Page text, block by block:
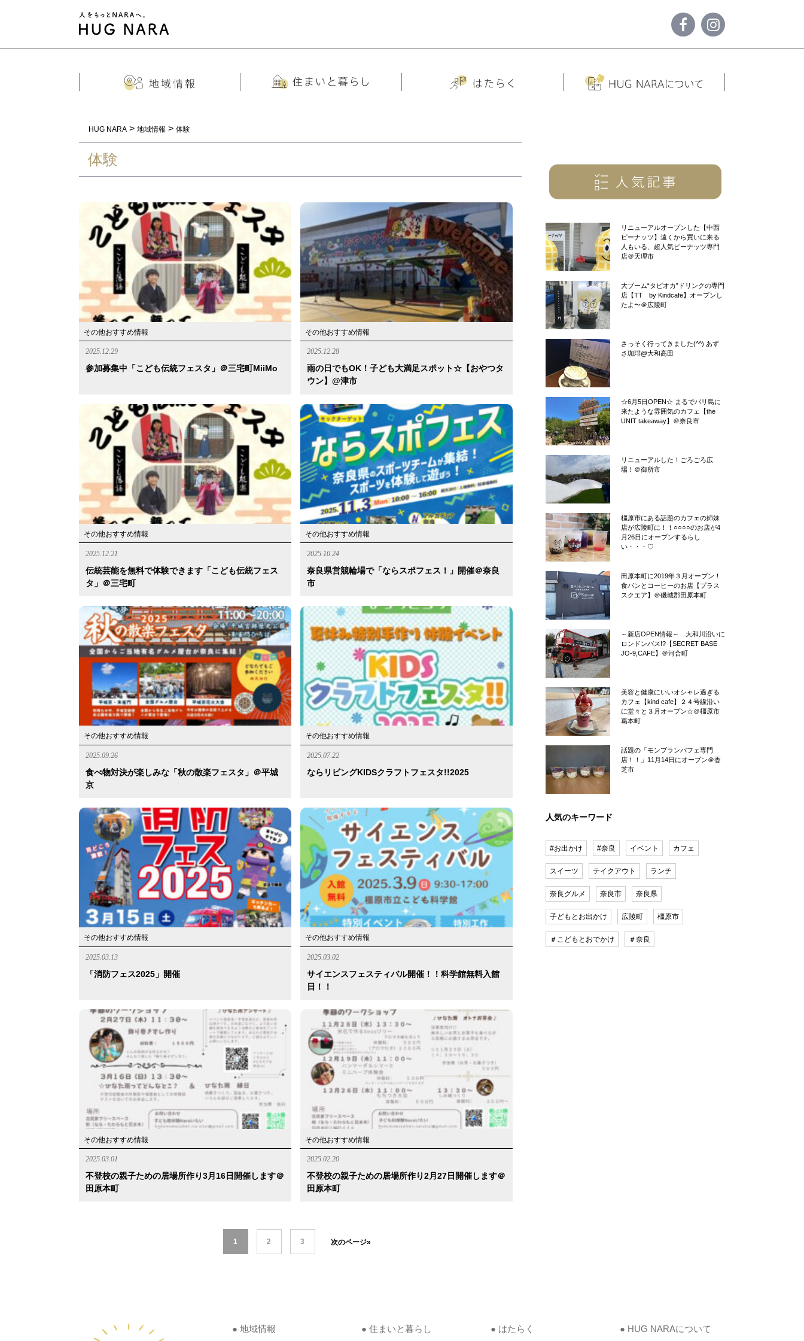
HUG NARA > 地域情報 > 体験
体験
その他おすすめ情報
2025.12.29
参加募集中「こども伝統フェスタ」＠三宅町MiiMo
その他おすすめ情報
2025.12.28
雨の日でもOK！子ども大満足スポット☆【おやつタ
ウン】@津市
その他おすすめ情報
2025.12.21
伝統芸能を無料で体験できます「こども伝統フェス
タ」＠三宅町
その他おすすめ情報
2025.10.24
奈良県営競輪場で「ならスポフェス！」開催＠奈良
市
その他おすすめ情報
2025.09.26
食べ物対決が楽しみな「秋の散楽フェスタ」＠平城
京
その他おすすめ情報
2025.07.22
ならリビングKIDSクラフトフェスタ!!2025
その他おすすめ情報
2025.03.13
「消防フェス2025」開催
その他おすすめ情報
2025.03.02
サイエンスフェスティバル開催！！科学館無料入館
日！！
その他おすすめ情報
2025.03.01
不登校の親子ための居場所作り3月16日開催します＠
田原本町
その他おすすめ情報
2025.02.20
不登校の親子ための居場所作り2月27日開催します＠
田原本町
1 2 3 次のページ»
リニューアルオープンした【中西
ピーナッツ】遠くから買いに来る
人もいる、超人気ピーナッツ専門
店＠天理市
大ブーム“タピオカ”ドリンクの専門
店【TT by Kindcafe】オープンし
たよ〜＠広陵町
さっそく行ってきました(^^) あず
さ珈琲@大和高田
☆6月5日OPEN☆ まるでバリ島に
来たような雰囲気のカフェ【the
UNIT takeaway】＠奈良市
リニューアルした！ごろごろ広
場！＠御所市
橿原市にある話題のカフェの姉妹
店が広陵町に！！○○○○のお店が4
月26日にオープンするらし
い・・・♡
田原本町に2019年３月オープン！
食パンとコーヒーのお店【プラス
スクエア】＠磯城郡田原本町
～新店OPEN情報～ 大和川沿いに
ロンドンバス!?【SECRET BASE
JO-9,CAFE】＠河合町
美容と健康にいいオシャレ過ぎる
カフェ【kind cafe】２４号線沿い
に堂々と３月オープン☆＠橿原市
葛本町
話題の「モンブランパフェ専門
店！！」11月14日にオープン＠香
芝市
人気のキーワード
#お出かけ #奈良 イベント カフェ
スイーツ テイクアウト ランチ
奈良グルメ 奈良市 奈良県
子どもとお出かけ 広陵町 橿原市
＃こどもとおでかけ ＃奈良
● 地域情報 ● 住まいと暮らし ● はたらく ● HUG NARAについて